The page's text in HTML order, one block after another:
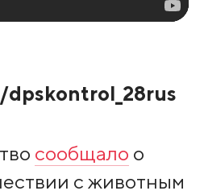
dpskontrol_28rus
сообщало о
с животным